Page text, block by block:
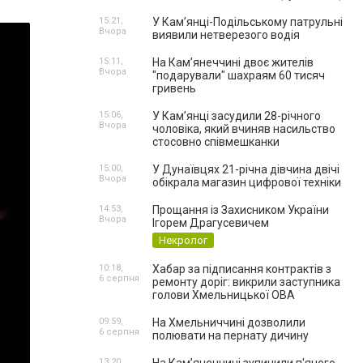
У Кам’янці-Подільському патрульні
виявили нетверезого водія
15:21,
Вчора
На Камʼянеччині двоє жителів
"подарували" шахраям 60 тисяч
гривень
15:11,
Вчора
У Камʼянці засудили 28-річного
чоловіка, який вчиняв насильство
стосовно співмешканки
15:06,
Вчора
У Дунаївцях 21-річна дівчина двічі
обікрала магазин цифрової техніки
15:00,
Вчора
Прощання із Захисником України
Ігорем Драгусевичем
Некролог
14:53,
Вчора
Хабар за підписання контрактів з
ремонту доріг: викрили заступника
голови Хмельницької ОВА
10:18,
6 серпня
На Хмельниччині дозволили
полювати на пернату дичину
09:59,
6 серпня